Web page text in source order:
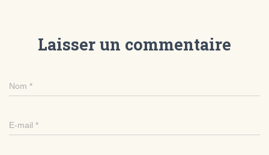
Laisser un commentaire
Nom *
E-mail *